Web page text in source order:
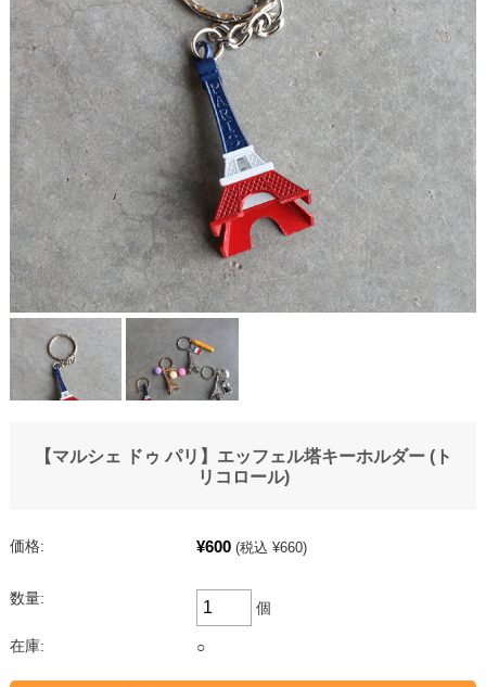
【マルシェ ドゥ パリ】エッフェル塔キーホルダー (ト
リコロール)
価格: ¥600 (税込 ¥660)
数量:
個
在庫: ○